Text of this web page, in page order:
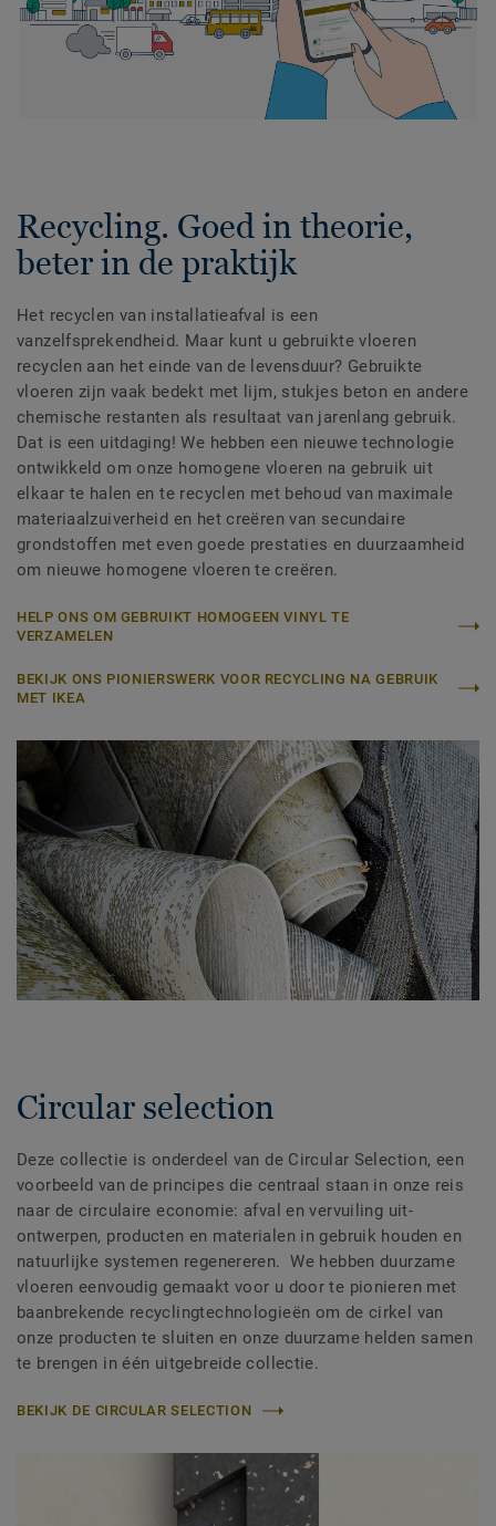
Recycling. Goed in theorie,
beter in de praktijk
Het recyclen van installatieafval is een
vanzelfsprekendheid. Maar kunt u gebruikte vloeren
recyclen aan het einde van de levensduur? Gebruikte
vloeren zijn vaak bedekt met lijm, stukjes beton en andere
chemische restanten als resultaat van jarenlang gebruik.
Dat is een uitdaging! We hebben een nieuwe technologie
ontwikkeld om onze homogene vloeren na gebruik uit
elkaar te halen en te recyclen met behoud van maximale
materiaalzuiverheid en het creëren van secundaire
grondstoffen met even goede prestaties en duurzaamheid
om nieuwe homogene vloeren te creëren.
HELP ONS OM GEBRUIKT HOMOGEEN VINYL TE
VERZAMELEN
BEKIJK ONS PIONIERSWERK VOOR RECYCLING NA GEBRUIK
MET IKEA
Circular selection
Deze collectie is onderdeel van de Circular Selection, een
voorbeeld van de principes die centraal staan in onze reis
naar de circulaire economie: afval en vervuiling uit-
ontwerpen, producten en materialen in gebruik houden en
natuurlijke systemen regenereren. We hebben duurzame
vloeren eenvoudig gemaakt voor u door te pionieren met
baanbrekende recyclingtechnologieën om de cirkel van
onze producten te sluiten en onze duurzame helden samen
te brengen in één uitgebreide collectie.
BEKIJK DE CIRCULAR SELECTION